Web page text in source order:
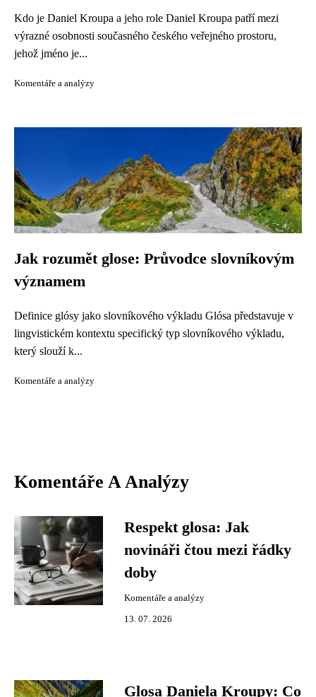
Kdo je Daniel Kroupa a jeho role Daniel Kroupa patří mezi
výrazné osobnosti současného českého veřejného prostoru,
jehož jméno je...
Komentáře a analýzy
Jak rozumět glose: Průvodce slovníkovým
významem
Definice glósy jako slovníkového výkladu Glósa představuje v
lingvistickém kontextu specifický typ slovníkového výkladu,
který slouží k...
Komentáře a analýzy
Komentáře A Analýzy
Respekt glosa: Jak
novináři čtou mezi řádky
doby
Komentáře a analýzy
13. 07. 2026
Glosa Daniela Kroupy: Co